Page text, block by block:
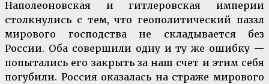
Наполеоновская и гитлеровская империи
столкнулись с тем, что геополитический паззл
мирового господства не складывается без
России. Оба совершили одну и ту же ошибку —
попытались его закрыть за наш счет и этим себя
погубили. Россия оказалась на страже мирового